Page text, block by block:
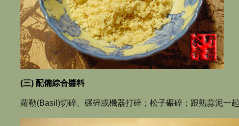
(三) 配備綜合醬料
蘿勒(Basil)切碎、碾碎或機器打碎；松子碾碎；跟熟蒜泥一起